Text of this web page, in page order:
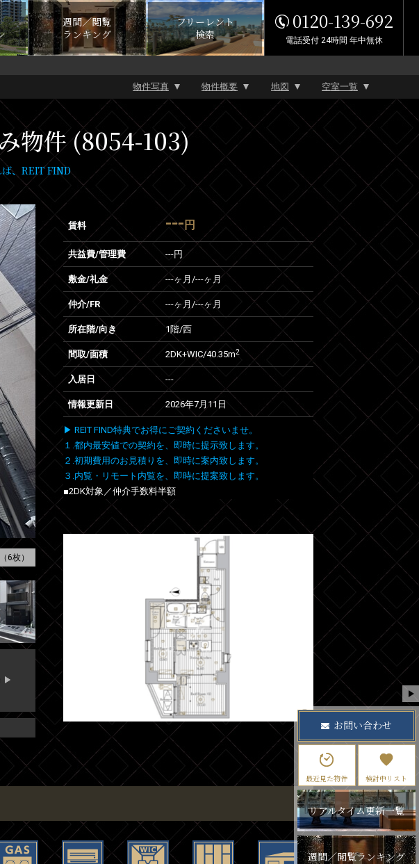
週間／閲覧
ランキング
フリーレント
検索
0120-139-692
電話受付 24時間 年中無休
物件写真 物件概要 地図 空室一覧
物件 (8054-103)
、REIT FIND
6枚）
賃料 --- 円
共益費/管理費 ---円
敷金/礼金 ---ヶ月 /---ヶ月
仲介/FR ---ヶ月 /---ヶ月
所在階/向き 1階/西
間取/面積 2DK+WIC/40.35m2
入居日 ---
情報更新日 2026年7月11日
▶ REIT FIND特典でお得にご契約くださいませ。
１.都内最安値での契約を、即時に提示致します。
２.初期費用のお見積りを、即時に案内致します。
３.内覧・リモート内覧を、即時に提案致します。
■2DK対象／仲介手数料半額
お問い合わせ
最近見た物件 検討中リスト
リアルタイム更新一覧
週間／閲覧ランキング